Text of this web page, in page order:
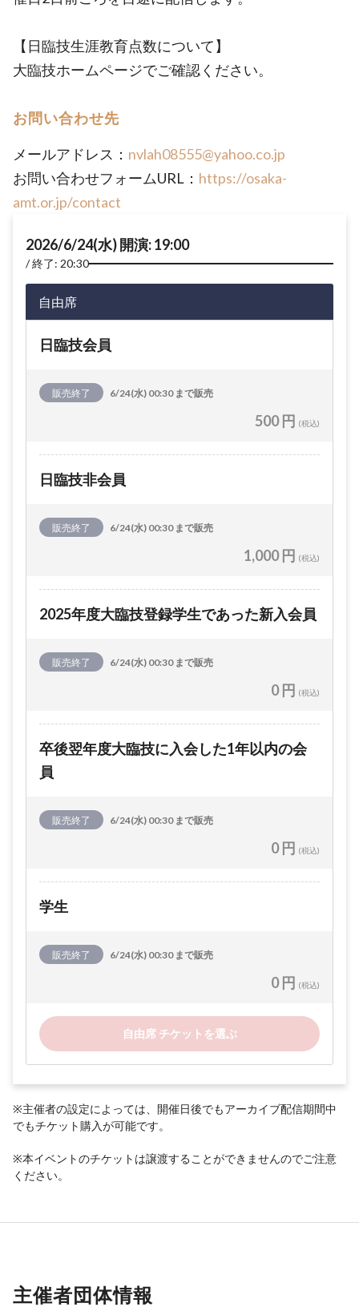
【日臨技生涯教育点数について】
大臨技ホームページでご確認ください。
お問い合わせ先
メールアドレス： nvlah08555@yahoo.co.jp
お問い合わせフォームURL： https://osaka-
amt.or.jp/contact
2026/6/24(水) 開演: 19:00
終了: 20:30
自由席
日臨技会員
販売終了 6/24(水) 00:30 まで販売
500 円 (税込)
日臨技非会員
販売終了 6/24(水) 00:30 まで販売
1,000 円 (税込)
2025年度大臨技登録学生であった新入会員
販売終了 6/24(水) 00:30 まで販売
0 円 (税込)
卒後翌年度大臨技に入会した1年以内の会
員
販売終了 6/24(水) 00:30 まで販売
0 円 (税込)
学生
販売終了 6/24(水) 00:30 まで販売
0 円 (税込)
自由席 チケットを選ぶ
※主催者の設定によっては、開催日後でもアーカイブ配信期間中
でもチケット購入が可能です。
※本イベントのチケットは譲渡することができませんのでご注意
ください。
主催者団体情報